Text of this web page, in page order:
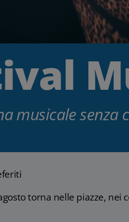
musicale senza
torna nelle piazze,